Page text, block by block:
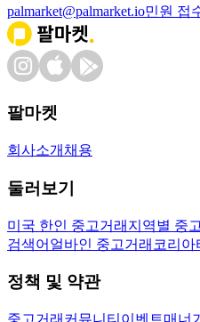
palmarket@palmarket.io민원 접
팔마켓
회사소개 채용
둘러보기
미국 한인 중고거래 지역별 중
검색어 얼바인 중고거래 코리아
정책 및 약관
중고거래 커뮤니티 이벤트매너